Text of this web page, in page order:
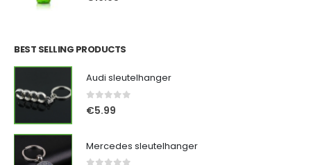
BEST SELLING PRODUCTS
Audi sleutelhanger
out of 5
€5.99
Mercedes sleutelhanger